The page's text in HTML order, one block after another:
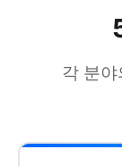
각 분